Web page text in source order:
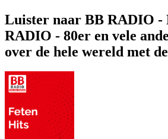
Luister naar BB RADIO -
RADIO - 80er en vele
over de hele wereld met